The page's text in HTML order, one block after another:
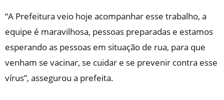
“A Prefeitura veio hoje acompanhar esse trabalho, a
equipe é maravilhosa, pessoas preparadas e estamos
esperando as pessoas em situação de rua, para que
venham se vacinar, se cuidar e se prevenir contra esse
vírus”, assegurou a prefeita.